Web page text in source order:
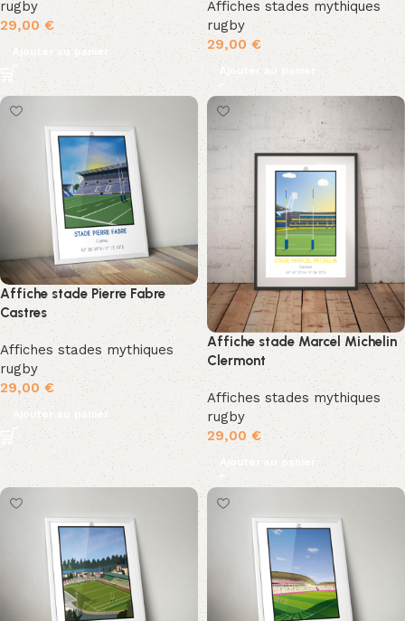
rugby
29,00 €
Ajouter au panier
Affiches stades mythiques
rugby
29,00 €
Ajouter au panier
Affiche stade Pierre Fabre
Castres
Affiches stades mythiques
rugby
29,00 €
Ajouter au panier
Affiche stade Marcel Michelin
Clermont
Affiches stades mythiques
rugby
29,00 €
Ajouter au panier